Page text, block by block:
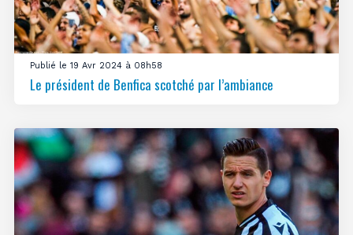
Publié le 19 Avr 2024 à 08h58
Le président de Benfica scotché par l’ambiance